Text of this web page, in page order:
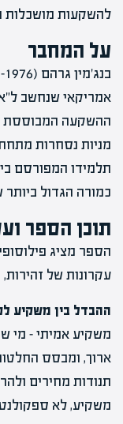
להשקעות מושכלות
על המחבר
בנג'מין גרהם (1894-1976)
אמריקאי שנחשב
ההשקעה המבוססת
מניות נסחרות
תלמידו המפורסם
כמורה הגדול ביותר
תוכן הספר
הספר מציג
עקרונות של
ההבדל בין משקיע
משקיע אמיתי – מי
ארוך, ומבסס
תנודות מחירים
משקיע, לא